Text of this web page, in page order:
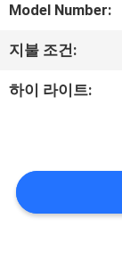
우
리
에
하
여
Model Number:
지불 조건:
하이 라이트: